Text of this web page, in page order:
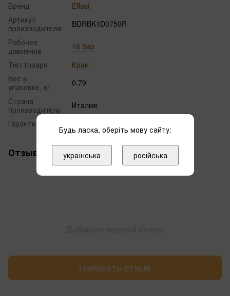
Бренд
Effast
Артикул
производителя
BDRBK1D0750R
Рабочее
давление
16 бар
Тип товара
Кран
Вес в
упаковке, кг
0.79
Страна
производитель
Италия
Гарантия
Отзывы
Написать отзыв
Будь ласка, оберіть мову сайту:
українська російська